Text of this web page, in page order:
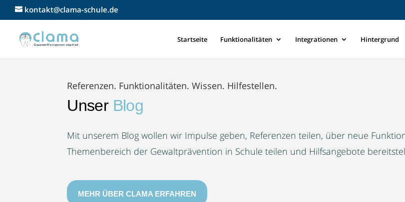
kontakt@clama-schule.de
Startseite Funktionalitäten Integrationen Hintergrund
Referenzen. Funktionalitäten. Wissen. Hilfestellen.
Unser Blog
Mit unserem Blog wollen wir Impulse geben, Referenzen teilen, über neue
Themenbereich der Gewaltprävention in Schule teilen und Hilfsangebote
MEHR ÜBER CLAMA ERFAHREN